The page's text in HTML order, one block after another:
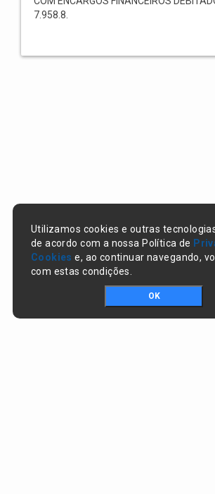
7.958.8.
Utilizamos cookies e outras
de acordo com a nossa Política de
Cookies e, ao continuar navegando,
com estas condições.
OK